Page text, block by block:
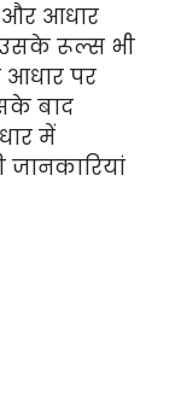
और आधार
रूल्स भी
पर
बाद
में
जानकारियां